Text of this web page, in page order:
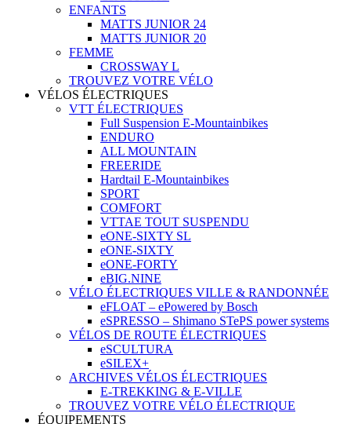
ENFANTS
MATTS JUNIOR 24
MATTS JUNIOR 20
FEMME
CROSSWAY L
TROUVEZ VOTRE VÉLO
VÉLOS ÉLECTRIQUES
VTT ÉLECTRIQUES
Full Suspension E-Mountainbikes
ENDURO
ALL MOUNTAIN
FREERIDE
Hardtail E-Mountainbikes
SPORT
COMFORT
VTTAE TOUT SUSPENDU
eONE-SIXTY SL
eONE-SIXTY
eONE-FORTY
eBIG.NINE
VÉLO ÉLECTRIQUES VILLE & RANDONNÉE
eFLOAT – ePowered by Bosch
eSPRESSO – Shimano STePS power systems
VÉLOS DE ROUTE ÉLECTRIQUES
eSCULTURA
eSILEX+
ARCHIVES VÉLOS ÉLECTRIQUES
E-TREKKING & E-VILLE
TROUVEZ VOTRE VÉLO ÉLECTRIQUE
ÉQUIPEMENTS